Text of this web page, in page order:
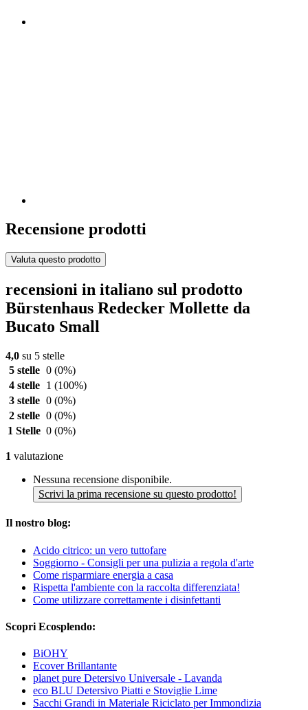
Recensione prodotti
Valuta questo prodotto
recensioni in italiano sul prodotto
Bürstenhaus Redecker Mollette da
Bucato Small
4,0 su 5 stelle
5 stelle 0 (0%)
4 stelle
1 (100%)
3 stelle 0 (0%)
2 stelle 0 (0%)
1 Stelle 0 (0%)
1 valutazione
Nessuna recensione disponibile.
Scrivi la prima recensione su questo prodotto!
Il nostro blog:
Acido citrico: un vero tuttofare
Soggiorno - Consigli per una pulizia a regola d'arte
Come risparmiare energia a casa
Rispetta l'ambiente con la raccolta differenziata!
Come utilizzare correttamente i disinfettanti
Scopri Ecosplendo:
BiOHY
Ecover Brillantante
planet pure Detersivo Universale - Lavanda
eco BLU Detersivo Piatti e Stoviglie Lime
Sacchi Grandi in Materiale Riciclato per Immondizia